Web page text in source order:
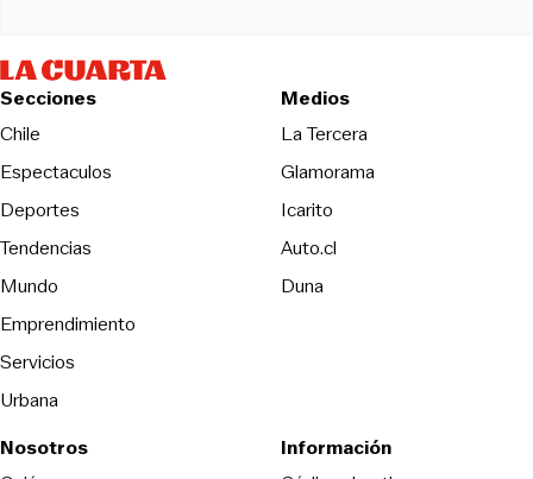
Secciones
Chile
Espectaculos
Deportes
Tendencias
Mundo
Emprendimiento
Servicios
Urbana
Medios
La TerceraOpens in new
Glamorama
Icarito
Auto.cl
DunaOpens in new window
Nosotros
Información